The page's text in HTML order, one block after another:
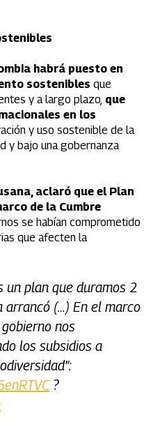
habrá puesto en
sostenibles que
y a largo plazo, que
en los
y uso sostenible de la
y bajo una gobernanza
aclaró que el Plan
de la Cumbre
se habían comprometido
que afecten la
un plan que duramos 2
arrancó (…) En el marco
nos
los subsidios a
?